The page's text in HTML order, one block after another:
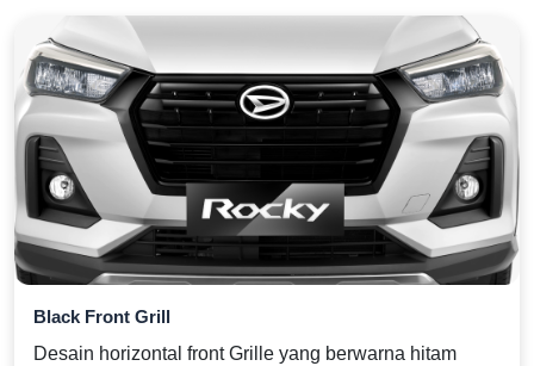
Black Front Grill
Desain horizontal front Grille yang berwarna hitam